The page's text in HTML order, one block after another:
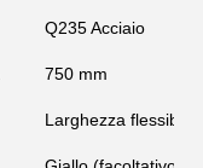
Q235 Acciaio
750 mm
Larghezza flessibile